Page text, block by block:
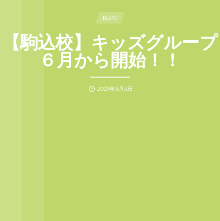
BLOG
【駒込校】キッズグループ
６月から開始！！
2025年5月3日